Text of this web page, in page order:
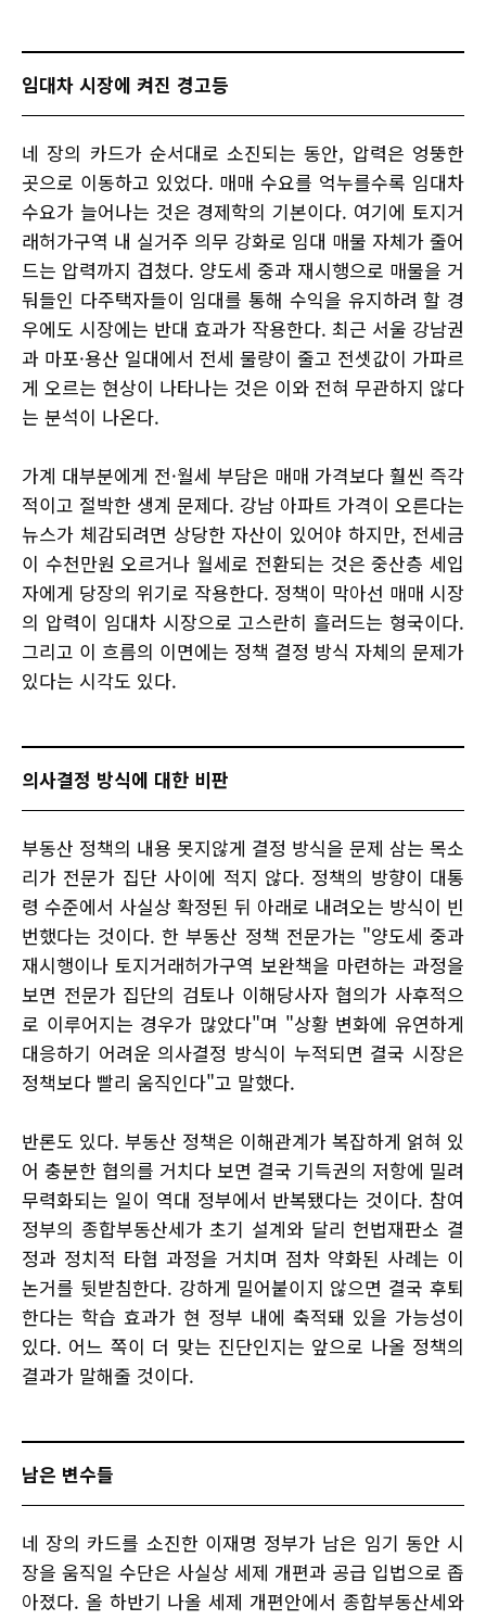
임대차 시장에 켜진 경고등
네 장의 카드가 순서대로 소진되는 동안, 압력은 엉뚱한
곳으로 이동하고 있었다. 매매 수요를 억누를수록 임대차
수요가 늘어나는 것은 경제학의 기본이다. 여기에 토지거
래허가구역 내 실거주 의무 강화로 임대 매물 자체가 줄어
드는 압력까지 겹쳤다. 양도세 중과 재시행으로 매물을 거
둬들인 다주택자들이 임대를 통해 수익을 유지하려 할 경
우에도 시장에는 반대 효과가 작용한다. 최근 서울 강남권
과 마포·용산 일대에서 전세 물량이 줄고 전셋값이 가파르
게 오르는 현상이 나타나는 것은 이와 전혀 무관하지 않다
는 분석이 나온다.
가계 대부분에게 전·월세 부담은 매매 가격보다 훨씬 즉각
적이고 절박한 생계 문제다. 강남 아파트 가격이 오른다는
뉴스가 체감되려면 상당한 자산이 있어야 하지만, 전세금
이 수천만원 오르거나 월세로 전환되는 것은 중산층 세입
자에게 당장의 위기로 작용한다. 정책이 막아선 매매 시장
의 압력이 임대차 시장으로 고스란히 흘러드는 형국이다.
그리고 이 흐름의 이면에는 정책 결정 방식 자체의 문제가
있다는 시각도 있다.
의사결정 방식에 대한 비판
부동산 정책의 내용 못지않게 결정 방식을 문제 삼는 목소
리가 전문가 집단 사이에 적지 않다. 정책의 방향이 대통
령 수준에서 사실상 확정된 뒤 아래로 내려오는 방식이 빈
번했다는 것이다. 한 부동산 정책 전문가는 "양도세 중과
재시행이나 토지거래허가구역 보완책을 마련하는 과정을
보면 전문가 집단의 검토나 이해당사자 협의가 사후적으
로 이루어지는 경우가 많았다"며 "상황 변화에 유연하게
대응하기 어려운 의사결정 방식이 누적되면 결국 시장은
정책보다 빨리 움직인다"고 말했다.
반론도 있다. 부동산 정책은 이해관계가 복잡하게 얽혀 있
어 충분한 협의를 거치다 보면 결국 기득권의 저항에 밀려
무력화되는 일이 역대 정부에서 반복됐다는 것이다. 참여
정부의 종합부동산세가 초기 설계와 달리 헌법재판소 결
정과 정치적 타협 과정을 거치며 점차 약화된 사례는 이
논거를 뒷받침한다. 강하게 밀어붙이지 않으면 결국 후퇴
한다는 학습 효과가 현 정부 내에 축적돼 있을 가능성이
있다. 어느 쪽이 더 맞는 진단인지는 앞으로 나올 정책의
결과가 말해줄 것이다.
남은 변수들
네 장의 카드를 소진한 이재명 정부가 남은 임기 동안 시
장을 움직일 수단은 사실상 세제 개편과 공급 입법으로 좁
아졌다. 올 하반기 나올 세제 개편안에서 종합부동산세와